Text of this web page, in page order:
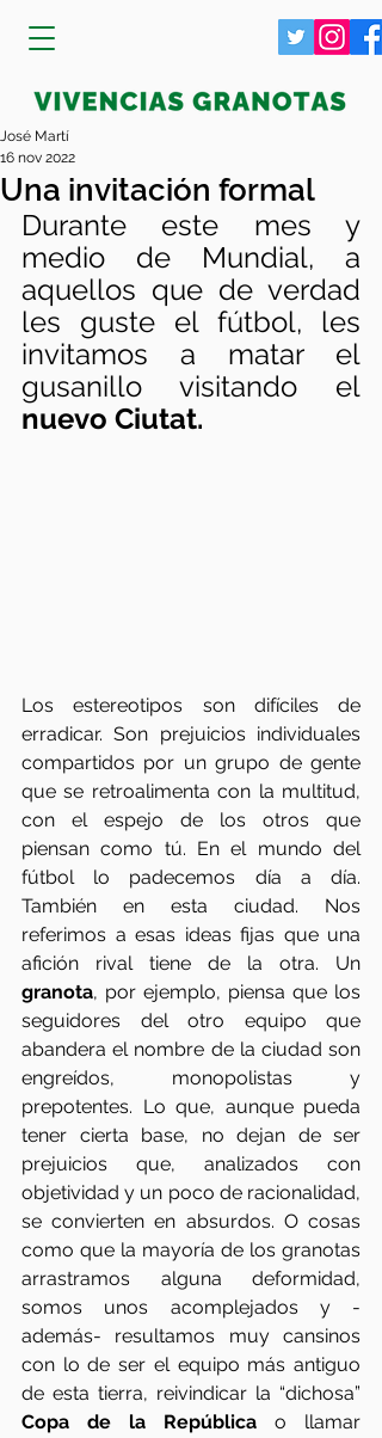
Una invitación formal
José Martí
16 nov 2022
Durante este mes y
medio de Mundial, a
aquellos que de verdad
les guste el fútbol, les
invitamos a matar el
nuevo Ciutat.
Los estereotipos son difíciles de
erradicar. Son prejuicios individuales
compartidos por un grupo de gente
que se retroalimenta con la multitud,
con el espejo de los otros que
piensan como tú. En el mundo del
fútbol lo padecemos día a día.
También en esta ciudad. Nos
referimos a esas ideas fijas que una
granota, por ejemplo, piensa que los
seguidores del otro equipo que
abandera el nombre de la ciudad son
engreídos, monopolistas y
prepotentes. Lo que, aunque pueda
tener cierta base, no dejan de ser
prejuicios que, analizados con
objetividad y un poco de racionalidad,
se convierten en absurdos. O cosas
como que la mayoría de los granotas
arrastramos alguna deformidad,
somos unos acomplejados y -
además- resultamos muy cansinos
con lo de ser el equipo más antiguo
Copa de la República o llamar